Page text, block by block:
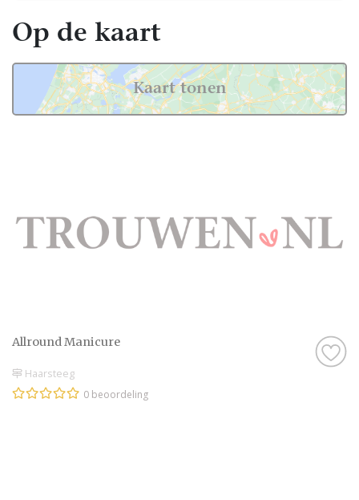
Allround Manicure
Haarsteeg
0 beoordeling
Op de kaart
Kaart tonen